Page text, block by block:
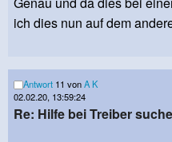
ich dies nun auf dem
Antwort 11 vonA K
02.02.20, 13:59:24
Re: Hilfe bei Treiber